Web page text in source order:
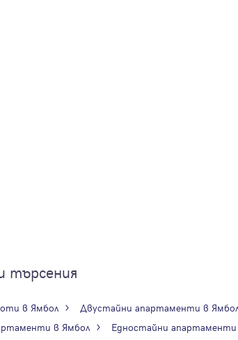
търсения
в Ямбол
Двустайни апартаменти в
в Ямбол
Едностайни
за да активирате
с вас!